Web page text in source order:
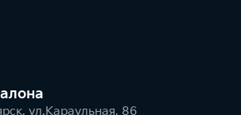
ул.Караульная, 86